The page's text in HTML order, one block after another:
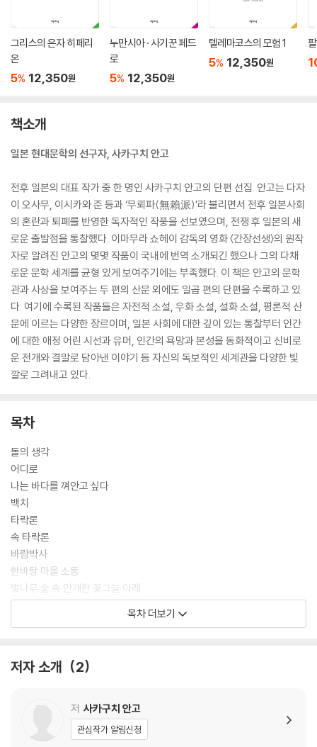
그리스의 은자 히페리
온
5% 12,350원
누만시아 · 사기꾼 페드
로
5% 12,350원
텔레마코스의 모험 1
5% 12,350원
책소개
일본 현대문학의 선구자, 사카구치 안고
전후 일본의 대표 작가 중 한 명인 사카구치 안고의 단편 선집. 안고는 다자
이 오사무, 이시카와 준 등과 ‘무뢰파(無賴派)’라 불리면서 전후 일본사회
의 혼란과 퇴폐를 반영한 독자적인 작풍을 선보였으며, 전쟁 후 일본의 새
로운 출발점을 통찰했다. 이마무라 쇼헤이 감독의 영화 〈간장선생〉의 원작
자로 알려진 안고의 몇몇 작품이 국내에 번역 소개되긴 했으나 그의 다채
로운 문학 세계를 균형 있게 보여주기에는 부족했다. 이 책은 안고의 문학
관과 사상을 보여주는 두 편의 산문 외에도 일곱 편의 단편을 수록하고 있
다. 여기에 수록된 작품들은 자전적 소설, 우화 소설, 설화 소설, 평론적 산
문에 이르는 다양한 장르이며, 일본 사회에 대한 깊이 있는 통찰부터 인간
에 대한 애정 어린 시선과 유머, 인간의 욕망과 본성을 동화적이고 신비로
운 전개와 결말로 담아낸 이야기 등 자신의 독보적인 세계관을 다양한 빛
깔로 그려내고 있다.
목차
돌의 생각
어디로
나는 바다를 껴안고 싶다
백치
타락론
속 타락론
바람박사
한바탕 마을 소동
벚나무 숲 속 만개한 꽃그늘 아래
목차 더보기
저자 소개 2
저 사카구치 안고
관심작가 알림신청